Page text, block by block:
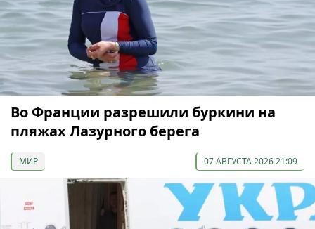
Во Франции разрешили буркини на
пляжах Лазурного берега
МИР 07 АВГУСТА 2026 21:09